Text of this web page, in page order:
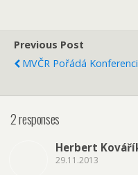
Previous Post
MVČR Pořádá Konferenci
2 responses
Herbert
29.11.2013